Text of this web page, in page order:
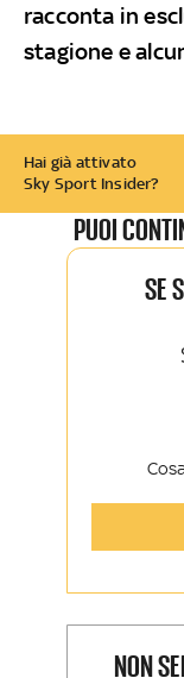
racconta in
stagione e
Hai già attivato
Sky Sport Insider?
PUOI
SE
Sky
La
NON